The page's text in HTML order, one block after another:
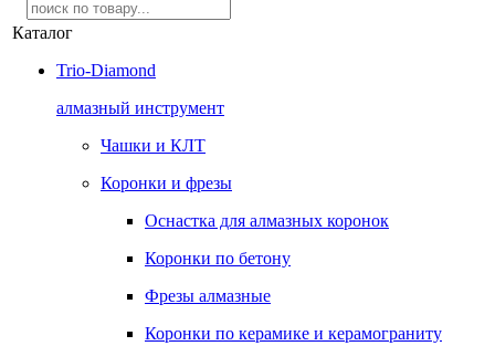
Каталог
Trio-Diamond
алмазный инструмент
Чашки и КЛТ
Коронки и фрезы
Оснастка для алмазных коронок
Коронки по бетону
Фрезы алмазные
Коронки по керамике и керамограниту